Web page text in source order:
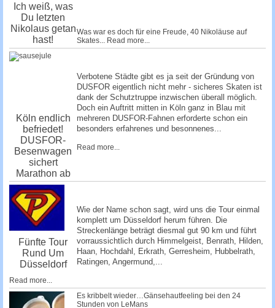
Ich weiß, was
Du letzten
Nikolaus getan
hast!
Was war es doch für eine Freude, 40 Nikoläuse auf
Skates... Read more...
Köln endlich
befriedet!
DUSFOR-
Besenwagen
sichert
Marathon ab
Verbotene Städte gibt es ja seit der Gründung von
DUSFOR eigentlich nicht mehr - sicheres Skaten ist
dank der Schutztruppe inzwischen überall möglich.
Doch ein Auftritt mitten in Köln ganz in Blau mit
mehreren DUSFOR-Fahnen erforderte schon ein
besonders erfahrenes und besonnenes...
Read more...
Fünfte Tour
Rund Um
Düsseldorf
Wie der Name schon sagt, wird uns die Tour einmal
komplett um Düsseldorf herum führen. Die
Streckenlänge beträgt diesmal gut 90 km und führt
vorraussichtlich durch Himmelgeist, Benrath, Hilden,
Haan, Hochdahl, Erkrath, Gerresheim, Hubbelrath,
Ratingen, Angermund,...
Read more...
Es kribbelt wieder…Gänsehautfeeling bei den 24
Stunden von LeMans